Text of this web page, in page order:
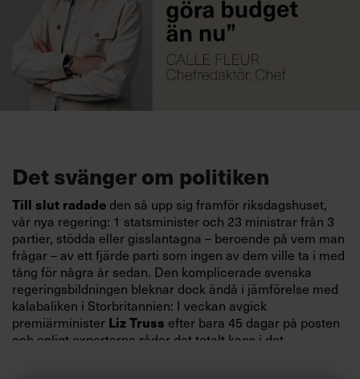
Det svänger om politiken
Till slut radade den så upp sig framför riksdagshuset,
vår nya regering: 1 statsminister och 23 ministrar från 3
partier, stödda eller gisslantagna – beroende på vem man
frågar – av ett fjärde parti som ingen av dem ville ta i med
tång för några år sedan. Den komplicerade svenska
regeringsbildningen bleknar dock ändå i jämförelse med
kalabaliken i Storbritannien: I veckan avgick
premiärminister Liz Truss efter bara 45 dagar på posten
och enligt experterna råder det totalt kaos i det